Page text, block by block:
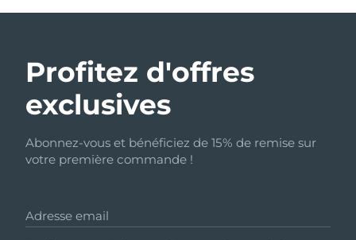
Profitez d'offres
exclusives
Abonnez-vous et bénéficiez de 15% de remise sur
votre première commande !
Adresse email